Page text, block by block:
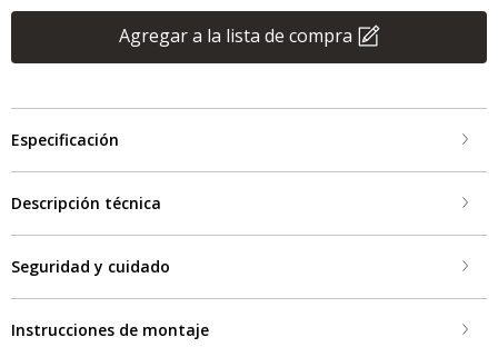
Agregar a la lista de compra
Especificación
Descripción técnica
Seguridad y cuidado
Instrucciones de montaje